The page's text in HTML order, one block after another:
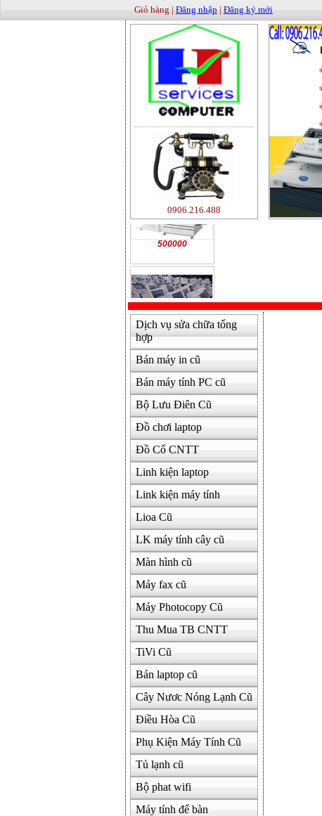
Giỏ hàng | Đăng nhập | Đăng ký mới
0906.216.488
500000
Dịch vụ sửa chữa tổng
hợp
Bán máy in cũ
Bán máy tính PC cũ
Bộ Lưu Điên Cũ
Đồ chơi laptop
Đồ Cổ CNTT
Linh kiện laptop
Link kiện máy tính
Lioa Cũ
LK máy tính cây cũ
Màn hình cũ
Máy fax cũ
Máy Photocopy Cũ
Thu Mua TB CNTT
TiVi Cũ
Bán laptop cũ
Cây Nươc Nóng Lạnh Cũ
Điều Hòa Cũ
Phụ Kiện Máy Tính Cũ
Tủ lạnh cũ
Bộ phat wifi
Máy tính để bàn